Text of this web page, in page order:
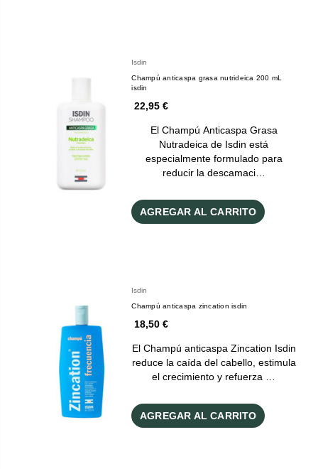
Isdin
Champú anticaspa grasa nutrideica 200 mL
isdin
22,95 €
El Champú Anticaspa Grasa
Nutradeica de Isdin está
especialmente formulado para
reducir la descamaci…
AGREGAR AL CARRITO
Isdin
Champú anticaspa zincation isdin
18,50 €
El Champú anticaspa Zincation Isdin
reduce la caída del cabello, estimula
el crecimiento y refuerza …
AGREGAR AL CARRITO